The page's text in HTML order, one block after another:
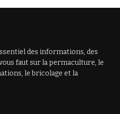
des informations, des
faut sur la permaculture, le
le bricolage et la